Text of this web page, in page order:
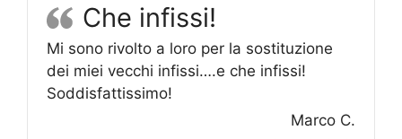
Che infissi!
Mi sono rivolto a loro per la sostituzione
dei miei vecchi infissi….e che infissi!
Soddisfattissimo!
Marco C.